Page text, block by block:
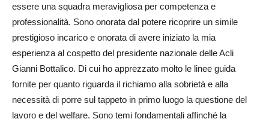
essere una squadra meravigliosa per competenza e
professionalità. Sono onorata dal potere ricoprire un simile
prestigioso incarico e onorata di avere iniziato la mia
esperienza al cospetto del presidente nazionale delle Acli
Gianni Bottalico. Di cui ho apprezzato molto le linee guida
fornite per quanto riguarda il richiamo alla sobrietà e alla
necessità di porre sul tappeto in primo luogo la questione del
lavoro e del welfare. Sono temi fondamentali affinché la